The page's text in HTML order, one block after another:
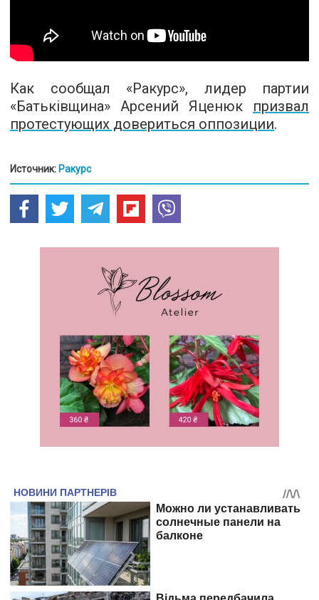
Как сообщал «Ракурс», лидер партии
«Батьківщина» Арсений Яценюк призвал
протестующих довериться оппозиции.
Источник: Ракурс